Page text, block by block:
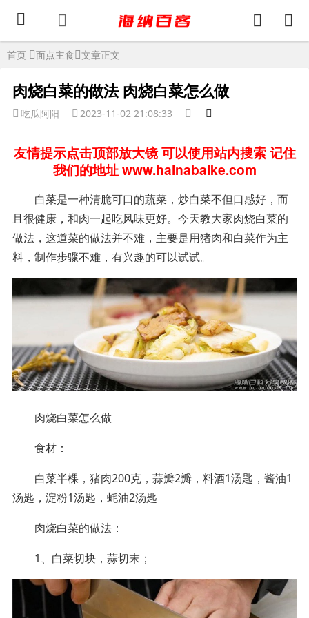
首页 面点主食 文章正文
肉烧白菜的做法 肉烧白菜怎么做
吃瓜阿阳 2023-11-02 21:08:33
友情提示点击顶部放大镜 可以使用站内搜索 记住
我们的地址 www.hainabaike.com
白菜是一种清脆可口的蔬菜，炒白菜不但口感好，而
且很健康，和肉一起吃风味更好。今天教大家肉烧白菜的
做法，这道菜的做法并不难，主要是用猪肉和白菜作为主
料，制作步骤不难，有兴趣的可以试试。
肉烧白菜怎么做
食材：
白菜半棵，猪肉200克，蒜瓣2瓣，料酒1汤匙，酱油1
汤匙，淀粉1汤匙，蚝油2汤匙
肉烧白菜的做法：
1、白菜切块，蒜切末；